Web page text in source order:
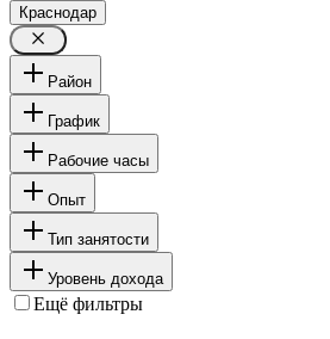
Краснодар
Район
График
Рабочие часы
Опыт
Тип занятости
Уровень дохода
Ещё фильтры